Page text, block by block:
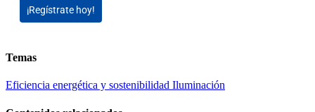
¡Regístrate hoy!
Temas
Eficiencia energética y sostenibilidad Iluminación